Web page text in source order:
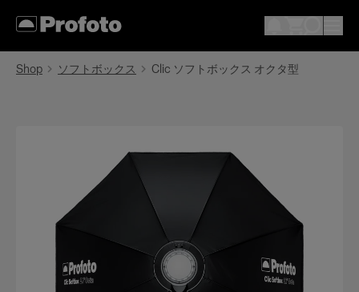
Shop ソフトボックス Clic ソフトボックス オクタ型